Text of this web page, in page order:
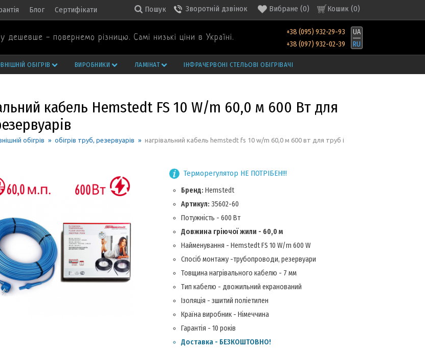
Блог Сертифікати Кошик (0)
Вибране (0)
Зворотній дзвінок
Пошук
дешевше - повернемо різницю. Самі низькі ціни в Україні.
+38 (095) 932-29-93
+38 (097) 932-02-39
UA
RU
ОБІГРІВ ВИРОБНИКИ ЛАМІНАТ ІНФРАЧЕРВОНІ СТЕЛЬОВІ ОБІГРІВАЧІ
кабель Hemstedt FS 10 W/m 60,0 м 600 Вт для
обігрів » обігрів труб, резервуарів » нагрівальний кабель hemstedt fs 10 w/m 60,0 м 600 вт для труб і
Терморегулятор НЕ ПОТРІБЕН!!!
Бренд: Hemstedt
Артикул: 35602-60
Потужність - 600 Вт
Довжина гріючої жили - 60,0 м
Найменування - Hemstedt FS 10 W/m 600 W
Спосіб монтажу -трубопроводи, резервуари
Товщина нагрівального кабелю - 7 мм
Тип кабелю - двожильний екранований
Ізоляція - зшитий поліетилен
Країна виробник - Німеччина
Гарантія - 10 років
Доставка - БЕЗКОШТОВНО!